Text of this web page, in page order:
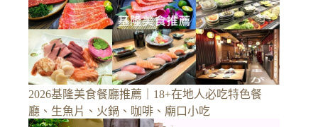
2026基隆美食餐廳推薦｜18+在地人必吃特色餐
廳、生魚片、火鍋、咖啡、廟口小吃